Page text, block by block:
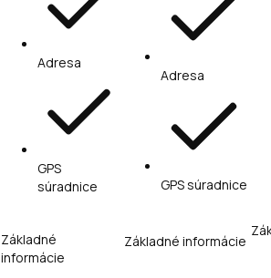
Adresa
GPS
súradnice
Adresa
GPS súradnice
Základné
informácie
Základné informácie